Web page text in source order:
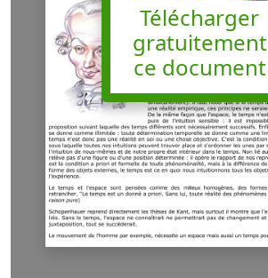
Télécharger
gratuitement
ce document